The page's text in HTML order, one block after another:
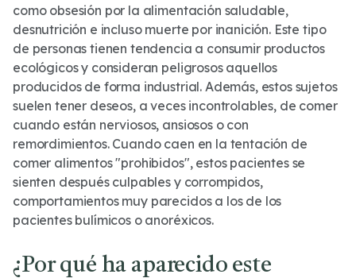
como obsesión por la alimentación saludable,
desnutrición e incluso muerte por inanición. Este tipo
de personas tienen tendencia a consumir productos
ecológicos y consideran peligrosos aquellos
producidos de forma industrial. Además, estos sujetos
suelen tener deseos, a veces incontrolables, de comer
cuando están nerviosos, ansiosos o con
remordimientos. Cuando caen en la tentación de
comer alimentos "prohibidos", estos pacientes se
sienten después culpables y corrompidos,
comportamientos muy parecidos a los de los
pacientes bulímicos o anoréxicos.
¿Por qué ha aparecido este